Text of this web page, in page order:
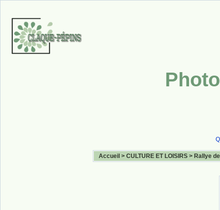
Accueil > CULTURE ET LOISIRS > Rallye